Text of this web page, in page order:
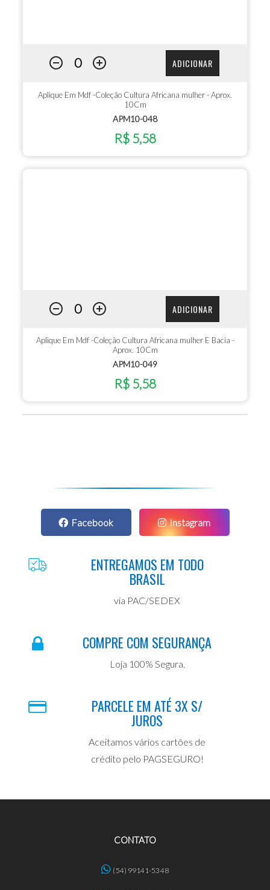
ADICIONAR
Aplique Em Mdf -Coleção Cultura Africana mulher - Aprox.
10Cm
APM10-048
R$ 5,58
ADICIONAR
Aplique Em Mdf -Coleção Cultura Africana mulher E Bacia -
Aprox. 10Cm
APM10-049
R$ 5,58
Facebook Instagram
ENTREGAMOS EM TODO
BRASIL
via PAC/SEDEX
COMPRE COM SEGURANÇA
Loja 100% Segura.
PARCELE EM ATÉ 3X S/
JUROS
Aceitamos vários cartões de
crédito pelo PAGSEGURO!
CONTATO
(54) 99141-5348